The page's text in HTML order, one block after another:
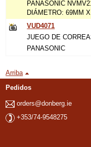
PANASONIC
DIÁMETRO: 69MM
VUD4071
JUEGO DE
PANASONIC
Arriba
Pedidos
orders@donberg.ie
+353/74-9548275